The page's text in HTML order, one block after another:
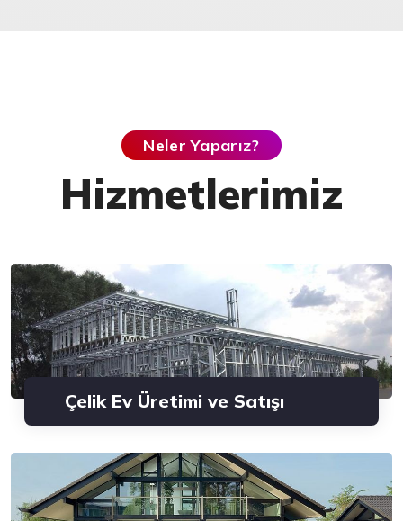
Neler Yaparız?
Hizmetlerimiz
Çelik Ev Üretimi ve Satışı